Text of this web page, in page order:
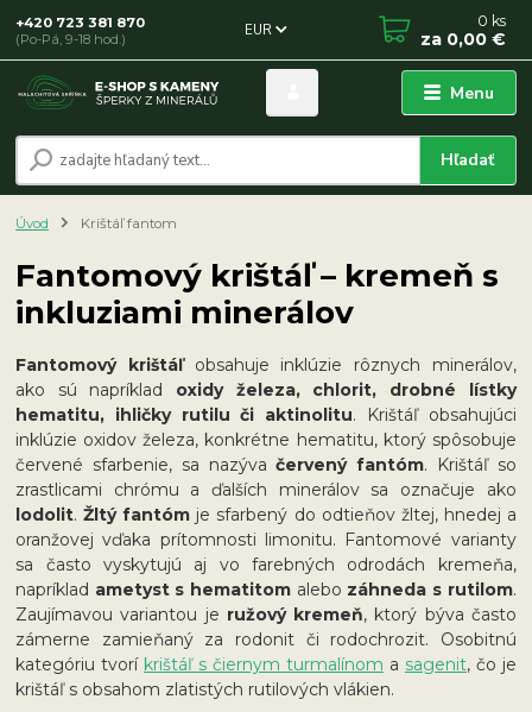
Menu
EUR
Hľadať
+420 723 381 870
(Po-Pá, 9-18 hod.)
0 ks
za 0,00 €
Úvod Krištáľ fantom
Fantomový krištáľ – kremeň s
inkluziami minerálov
Fantomový krištáľobsahuje inklúzie rôznych minerálov,
ako sú napríklad oxidy železa, chlorit, drobné lístky
hematitu, ihličky rutilu či aktinolitu. Krištáľ obsahujúci
inklúzie oxidov železa, konkrétne hematitu, ktorý spôsobuje
červené sfarbenie, sa nazývačervený fantóm. Krištáľ so
zrastlicami chrómu a ďalších minerálov sa označuje ako
lodolit.Žltý fantóm je sfarbený do odtieňov žltej, hnedej a
oranžovej vďaka prítomnosti limonitu. Fantomové varianty
sa často vyskytujú aj vo farebných odrodách kremeňa,
napríklad ametyst s hematitom alebo záhneda s rutilom.
Zaujímavou variantou je ružový kremeň, ktorý býva často
zámerne zamieňaný za rodonit či rodochrozit. Osobitnú
kategóriu tvorí krištáľ s čiernym turmalínom a sagenit, čo je
krištáľ s obsahom zlatistých rutilových vlákien.